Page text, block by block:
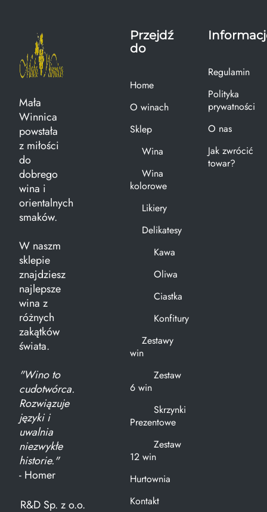
Mała
Winnica
powstała
z miłości
do
dobrego
wina i
orientalnych
smaków.
W naszm
sklepie
znajdziesz
najlepsze
wina z
różnych
zakątków
świata.
"Wino to
cudotwórca.
Rozwiązuje
języki i
uwalnia
niezwykłe
historie."
- Homer
R&D Sp. z o.o.
Przejdź
do
Home
O winach
Sklep
Wina
Wina
kolorowe
Likiery
Delikatesy
Kawa
Oliwa
Ciastka
Konfitury
Zestawy
win
Zestaw
6 win
Skrzynki
Prezentowe
Zestaw
12 win
Hurtownia
Kontakt
Regulamin
Polityka
prywatności
O nas
Jak zwrócić
towar?